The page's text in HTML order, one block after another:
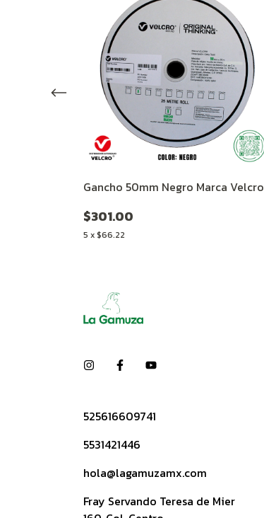
Gancho 50mm Negro Marca Velcro
$301.00
5 x$66.22
525616609741
5531421446
hola@lagamuzamx.com
Fray Servando Teresa de Mier